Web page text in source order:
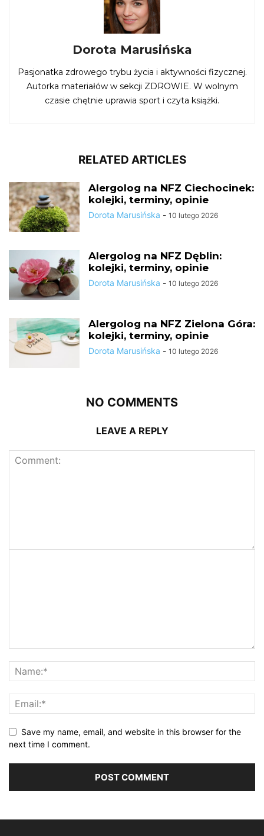
Dorota Marusińska
Pasjonatka zdrowego trybu życia i aktywności fizycznej.
Autorka materiałów w sekcji ZDROWIE. W wolnym
czasie chętnie uprawia sport i czyta książki.
RELATED ARTICLES
Alergolog na NFZ Ciechocinek:
kolejki, terminy, opinie
Dorota Marusińska - 10 lutego 2026
Alergolog na NFZ Dęblin:
kolejki, terminy, opinie
Dorota Marusińska - 10 lutego 2026
Alergolog na NFZ Zielona Góra:
kolejki, terminy, opinie
Dorota Marusińska - 10 lutego 2026
NO COMMENTS
LEAVE A REPLY
Save my name, email, and website in this browser for the
next time I comment.